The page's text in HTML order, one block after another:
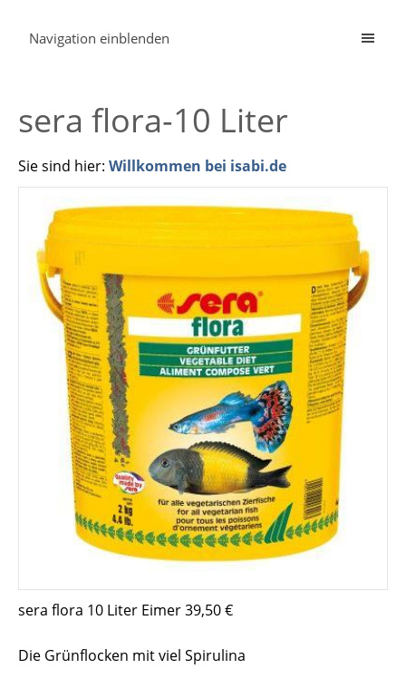
Navigation einblenden
sera flora-10 Liter
Sie sind hier: Willkommen bei isabi.de
sera flora 10 Liter Eimer 39,50 €
Die Grünflocken mit viel Spirulina